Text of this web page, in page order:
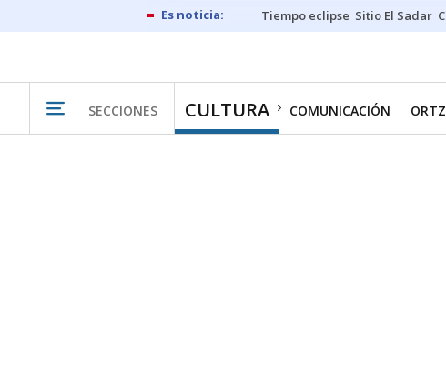
Tiempo eclipse Sitio El Sadar
SECCIONES CULTURA COMUNICACIÓN